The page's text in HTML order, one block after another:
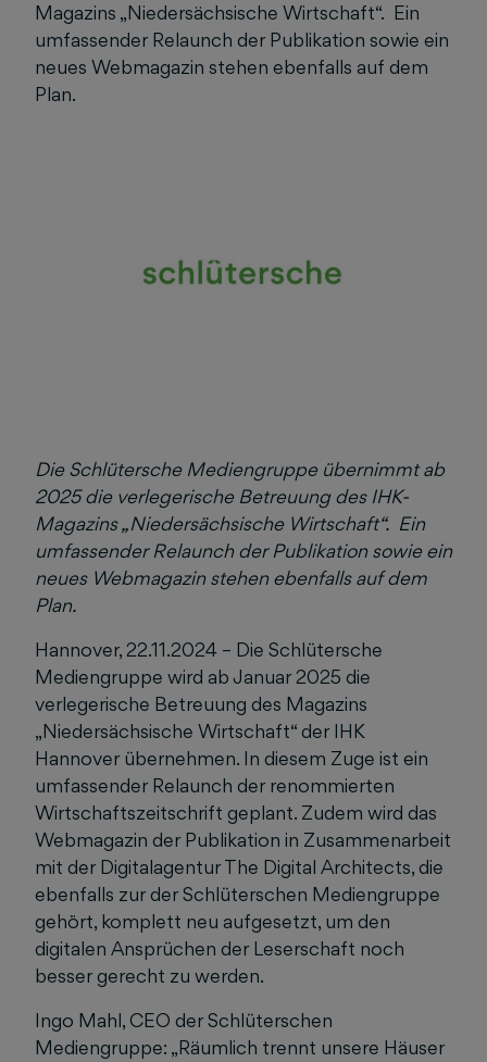
Magazins „Niedersächsische Wirtschaft“. Ein
umfassender Relaunch der Publikation sowie ein
neues Webmagazin stehen ebenfalls auf dem
Plan.
Die Schlütersche Mediengruppe übernimmt ab
2025 die verlegerische Betreuung des IHK-
Magazins „Niedersächsische Wirtschaft“. Ein
umfassender Relaunch der Publikation sowie ein
neues Webmagazin stehen ebenfalls auf dem
Plan.
Hannover, 22.11.2024 – Die Schlütersche
Mediengruppe wird ab Januar 2025 die
verlegerische Betreuung des Magazins
„Niedersächsische Wirtschaft“ der IHK
Hannover übernehmen. In diesem Zuge ist ein
umfassender Relaunch der renommierten
Wirtschaftszeitschrift geplant. Zudem wird das
Webmagazin der Publikation in Zusammenarbeit
mit der Digitalagentur The Digital Architects, die
ebenfalls zur der Schlüterschen Mediengruppe
gehört, komplett neu aufgesetzt, um den
digitalen Ansprüchen der Leserschaft noch
besser gerecht zu werden.
Ingo Mahl, CEO der Schlüterschen
Mediengruppe: „Räumlich trennt unsere Häuser